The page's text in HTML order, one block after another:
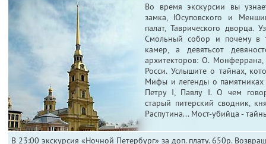
Во время экскурсии вы
замка, Юсуповского и
палат, Таврического дворца.
Смольный собор и почему в
камер, а девятьсот
архитекторов: О.
Росси. Услышите о тайнах,
Мифы и легенды о
Петру I, Павлу I. О чем
старый питерский сводник,
Распутина... Мост-убийца -
В 23:00 экскурсия «Ночной Петербург» за доп. плату. 650р.